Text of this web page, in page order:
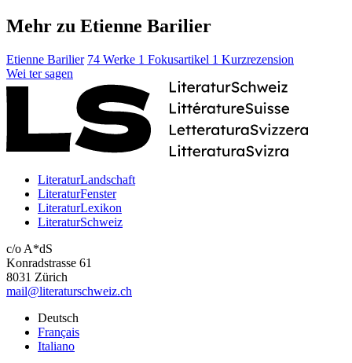
Mehr zu Etienne Barilier
Etienne Barilier 74 Werke 1 Fokusartikel 1 Kurzrezension
Wei ter sagen
LiteraturLandschaft
LiteraturFenster
LiteraturLexikon
LiteraturSchweiz
c/o A*dS
Konradstrasse 61
8031 Zürich
mail@literaturschweiz.ch
Deutsch
Français
Italiano